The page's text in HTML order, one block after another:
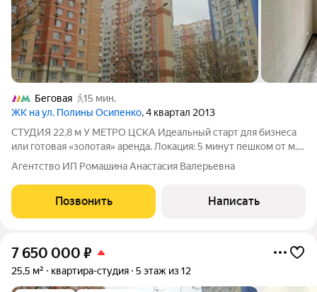
Беговая
15 мин.
ЖК на ул. Полины Осипенко, 4 квартал 2013
СТУДИЯ 22,8 м У МЕТРО ЦСКА Идеальный старт для бизнеса
или готовая «золотая» аренда. Локация: 5 минут пешком от м.
ЦСКА. Тихое место, но с удобным выездом на ТТК и Садовое.
Что внутри: Готовая отделка. Можно заезжать сразу или
арендовать «под
Агентство ИП Ромашина Анастасия Валерьевна
Позвонить Написать
7 650 000 ₽
25,5 м² квартира-студия 5 этаж из 12